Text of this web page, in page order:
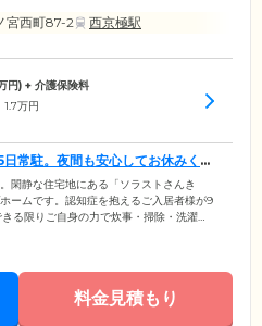
宮西町87-2
西京極駅
円) + 介護保険料
1.7万円
常駐。夜間も安心してお休みくだ
閑静な住宅地にある「ソラストさんき
ームです。認知症を抱えるご入居者様が9
る限りご自身の力で炊事・掃除・洗濯を
たり、洗濯ものを干したり、ご自身の力
介護スタッフが24時間365日常駐。ご入居
に、意欲を引き出す声かけ・促しを行い
料金見積もり